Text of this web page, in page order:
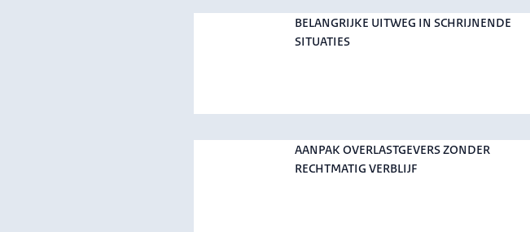
BELANGRIJKE UITWEG IN SCHRIJNENDE
SITUATIES
AANPAK OVERLASTGEVERS ZONDER
RECHTMATIG VERBLIJF